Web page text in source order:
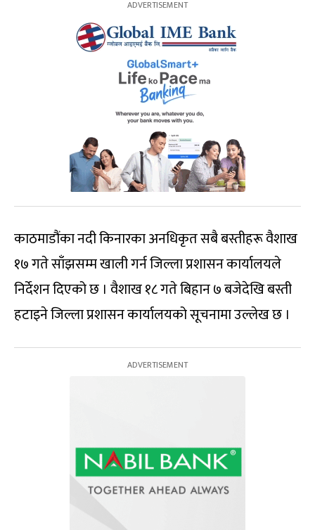
काठमाडौंका नदी किनारका अनधिकृत सबै बस्तीहरू वैशाख
१७ गते साँझसम्म खाली गर्न जिल्ला प्रशासन कार्यालयले
निर्देशन दिएको छ । वैशाख १८ गते बिहान ७ बजेदेखि बस्ती
हटाइने जिल्ला प्रशासन कार्यालयको सूचनामा उल्लेख छ ।